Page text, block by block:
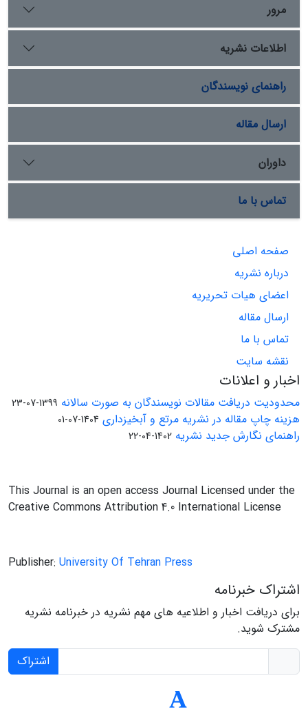
مرور
اطلاعات نشریه
راهنمای نویسندگان
ارسال مقاله
داوران
تماس با ما
صفحه اصلی
درباره نشریه
اعضای هیات تحریریه
ارسال مقاله
تماس با ما
نقشه سایت
اخبار و اعلانات
محدودیت دریافت مقالات نویسندگان به صورت سالانه 1399-07-23
هزینه چاپ مقاله در نشریه مرتع و آبخیزداری 1404-07-01
راهنمای نگارش جدید نشریه 1402-04-22
This Journal is an open access Journal Licensed under the
Creative Commons Attribution 4.0 International License
Publisher: University Of Tehran Press
اشتراک خبرنامه
برای دریافت اخبار و اطلاعیه های مهم نشریه در خبرنامه نشریه
مشترک شوید.
اشتراک